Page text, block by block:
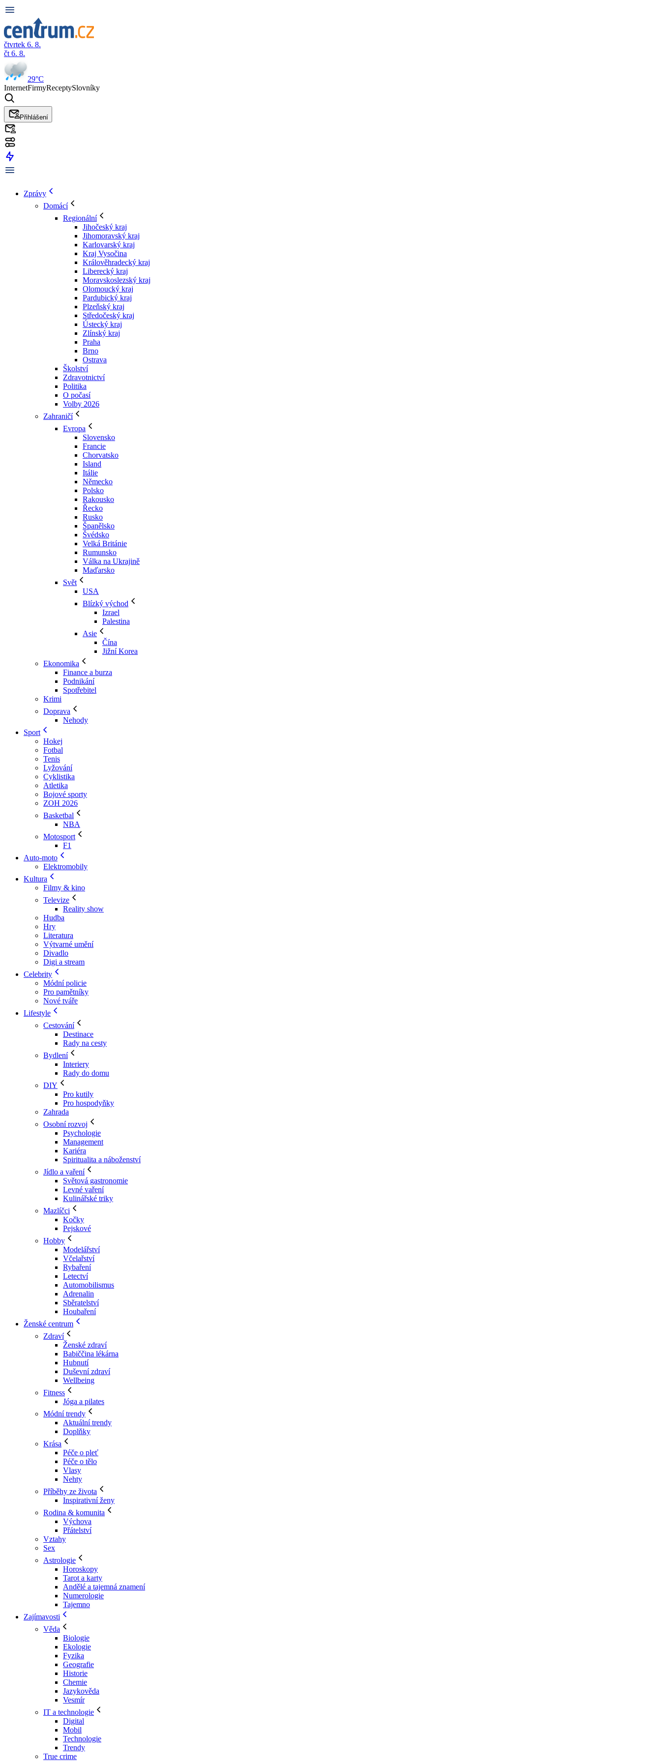
čtvrtek 6. 8.
čt 6. 8.
29°C
InternetFirmyReceptySlovníky
Přihlášení
Zprávy
Domácí
Regionální
Jihočeský kraj
Jihomoravský kraj
Karlovarský kraj
Kraj Vysočina
Králověhradecký kraj
Liberecký kraj
Moravskoslezský kraj
Olomoucký kraj
Pardubický kraj
Plzeňský kraj
Středočeský kraj
Ústecký kraj
Zlínský kraj
Praha
Brno
Ostrava
Školství
Zdravotnictví
Politika
O počasí
Volby 2026
Zahraničí
Evropa
Slovensko
Francie
Chorvatsko
Island
Itálie
Německo
Polsko
Rakousko
Řecko
Rusko
Španělsko
Švédsko
Velká Británie
Rumunsko
Válka na Ukrajině
Maďarsko
Svět
USA
Blízký východ
Izrael
Palestina
Asie
Čína
Jižní Korea
Ekonomika
Finance a burza
Podnikání
Spotřebitel
Krimi
Doprava
Nehody
Sport
Hokej
Fotbal
Tenis
Lyžování
Cyklistika
Atletika
Bojové sporty
ZOH 2026
Basketbal
NBA
Motosport
F1
Auto-moto
Elektromobily
Kultura
Filmy & kino
Televize
Reality show
Hudba
Hry
Literatura
Výtvarné umění
Divadlo
Digi a stream
Celebrity
Módní policie
Pro pamětníky
Nové tváře
Lifestyle
Cestování
Destinace
Rady na cesty
Bydlení
Interiery
Rady do domu
DIY
Pro kutily
Pro hospodyňky
Zahrada
Osobní rozvoj
Psychologie
Management
Kariéra
Spiritualita a náboženství
Jídlo a vaření
Světová gastronomie
Levné vaření
Kulinářské triky
Mazlíčci
Kočky
Pejskové
Hobby
Modelářství
Včelařství
Rybaření
Letectví
Automobilismus
Adrenalin
Sběratelství
Houbaření
Ženské centrum
Zdraví
Ženské zdraví
Babiččina lékárna
Hubnutí
Duševní zdraví
Wellbeing
Fitness
Jóga a pilates
Módní trendy
Aktuální trendy
Doplňky
Krása
Péče o pleť
Péče o tělo
Vlasy
Nehty
Příběhy ze života
Inspirativní ženy
Rodina & komunita
Výchova
Přátelství
Vztahy
Sex
Astrologie
Horoskopy
Tarot a karty
Andělé a tajemná znamení
Numerologie
Tajemno
Zajímavosti
Věda
Biologie
Ekologie
Fyzika
Geografie
Historie
Chemie
Jazykověda
Vesmír
IT a technologie
Digital
Mobil
Technologie
Trendy
True crime